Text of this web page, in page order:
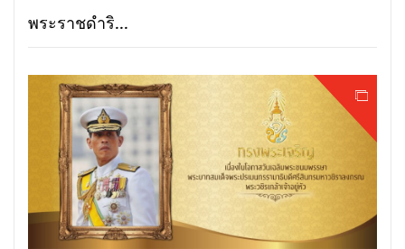
พระราชดำริ...